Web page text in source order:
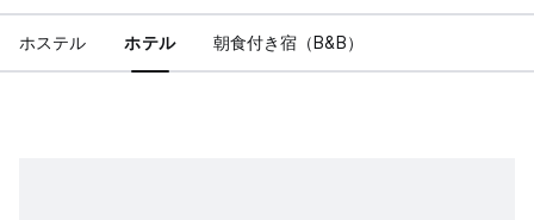
ホステル ホテル 朝食付き宿（B&B）